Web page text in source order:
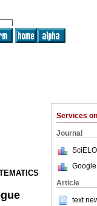
Services
Journal
Article
text